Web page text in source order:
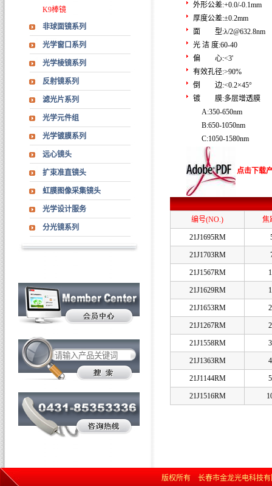
K9棒镜
非球面镜系列
光学窗口系列
光学棱镜系列
反射镜系列
滤光片系列
光学元件组
光学镀膜系列
远心镜头
扩束准直镜头
虹膜图像采集镜头
光学设计服务
分光镜系列
外形公差:+0.0/-0.1mm
厚度公差:±0.2mm
面 型:λ/2@632.8nm
光 洁 度:60-40
偏 心:<3'
有效孔径:>90%
倒 边:<0.2×45°
镀 膜:多层增透膜
A:350-650nm
B:650-1050nm
C:1050-1580nm
点击下载
编号(NO.) 焦
21J1695RM
21J1703RM
21J1567RM
21J1629RM
21J1653RM
21J1267RM
21J1558RM
21J1363RM
21J1144RM
21J1516RM
版权所有 长春市金龙光电科技有